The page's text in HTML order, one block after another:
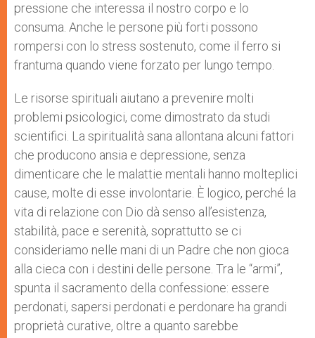
pressione che interessa il nostro corpo e lo
consuma. Anche le persone più forti possono
rompersi con lo stress sostenuto, come il ferro si
frantuma quando viene forzato per lungo tempo.
Le risorse spirituali aiutano a prevenire molti
problemi psicologici, come dimostrato da studi
scientifici. La spiritualità sana allontana alcuni fattori
che producono ansia e depressione, senza
dimenticare che le malattie mentali hanno molteplici
cause, molte di esse involontarie. È logico, perché la
vita di relazione con Dio dà senso all’esistenza,
stabilità, pace e serenità, soprattutto se ci
consideriamo nelle mani di un Padre che non gioca
alla cieca con i destini delle persone. Tra le “armi”,
spunta il sacramento della confessione: essere
perdonati, sapersi perdonati e perdonare ha grandi
proprietà curative, oltre a quanto sarebbe